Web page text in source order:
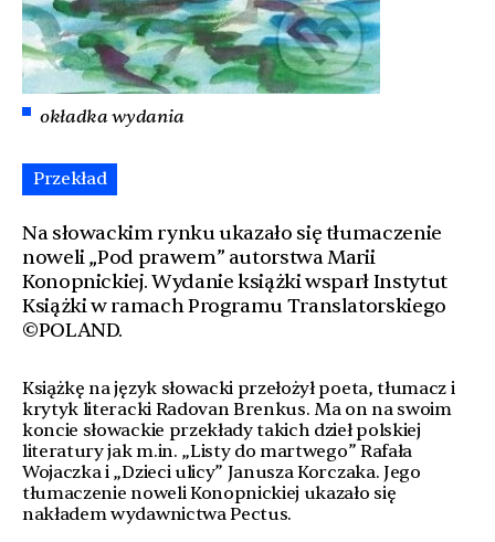
okładka wydania
Przekład
Na słowackim rynku ukazało się tłumaczenie
noweli „Pod prawem” autorstwa Marii
Konopnickiej. Wydanie książki wsparł Instytut
Książki w ramach Programu Translatorskiego
©POLAND.
Książkę na język słowacki przełożył poeta, tłumacz i
krytyk literacki Radovan Brenkus. Ma on na swoim
koncie słowackie przekłady takich dzieł polskiej
literatury jak m.in. „Listy do martwego” Rafała
Wojaczka i „Dzieci ulicy” Janusza Korczaka. Jego
tłumaczenie noweli Konopnickiej ukazało się
nakładem wydawnictwa Pectus.